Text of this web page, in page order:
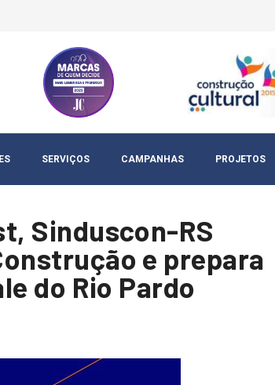
SERVIÇOS CAMPANHAS PROJETOS
Sinduscon-RS
e prepara
do Rio Pardo